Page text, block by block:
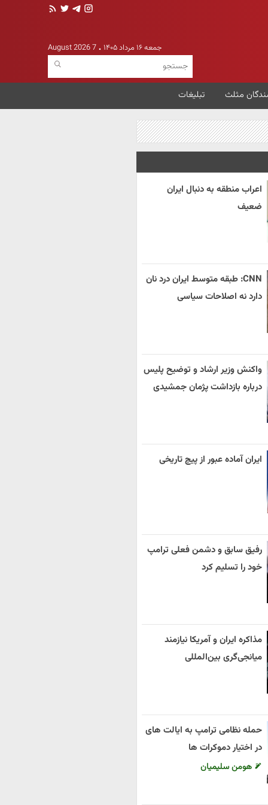
جمعه ۱۶ مرداد ۱۴۰۵ 7 August 2026
مثلث تبلیغات
اعراب منطقه به دنبال ایران
ضعیف
CNN: طبقه متوسط ایران درد نان
دارد نه اصلاحات سیاسی
واکنش وزیر ارشاد و توضیح پلیس
درباره بازداشت پژمان جمشیدی
ایران آماده عبور از پیچ تاریخی
رفیق سابق و دشمن فعلی ترامپ
خود را تسلیم کرد
مذاکره ایران و آمریکا نیازمند
میانجی‌گری بین‌المللی
حمله نظامی ترامپ به ایالت های
در اختیار دموکرات ها
هومن سلیمیان